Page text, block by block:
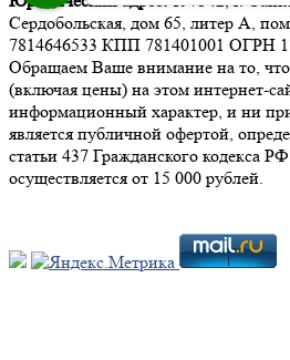
Сердобольская, дом 65, литер А,
7814646533 КПП 781401001 ОГРН
Обращаем Ваше внимание на то,
(включая цены) на этом интернет-
информационный характер, и ни
является публичной офертой,
статьи 437 Гражданского кодекса
осуществляется от 15 000 рублей.